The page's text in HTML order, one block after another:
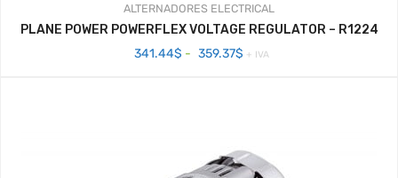
ALTERNADORES ELECTRICAL
PLANE POWER POWERFLEX VOLTAGE REGULATOR – R1224
341.44$ - 359.37$Rango
359.37$
+ IVA